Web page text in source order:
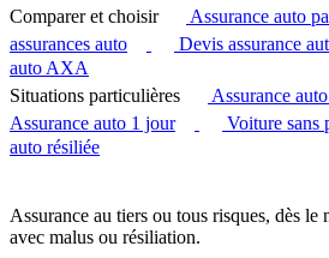
Comparer et choisir
Assurance auto
assurances auto
Devis assurance
auto AXA
Situations particulières
Assurance
Assurance auto 1 jour
Voiture sans
auto résiliée
Assurance au tiers ou tous risques, dès
avec malus ou résiliation.